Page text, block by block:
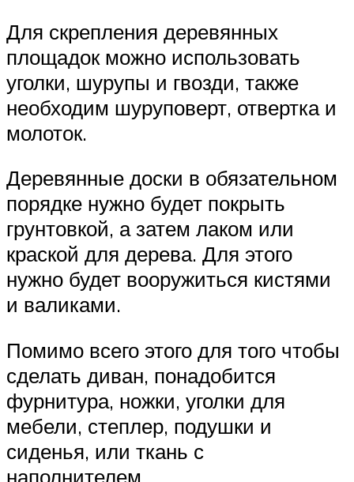
Для скрепления деревянных
площадок можно использовать
уголки, шурупы и гвозди, также
необходим шуруповерт, отвертка и
молоток.
Деревянные доски в обязательном
порядке нужно будет покрыть
грунтовкой, а затем лаком или
краской для дерева. Для этого
нужно будет вооружиться кистями
и валиками.
Помимо всего этого для того чтобы
сделать диван, понадобится
фурнитура, ножки, уголки для
мебели, степлер, подушки и
сиденья, или ткань с
наполнителем.